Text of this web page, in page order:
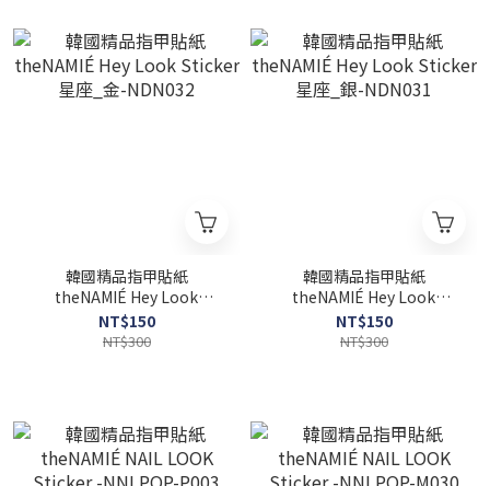
韓國精品指甲貼紙
theNAMIÉ Hey Look
Sticker 星座_金-NDN032
NT$150
NT$300
韓國精品指甲貼紙
theNAMIÉ Hey Look
Sticker 星座_銀-NDN031
NT$150
NT$300